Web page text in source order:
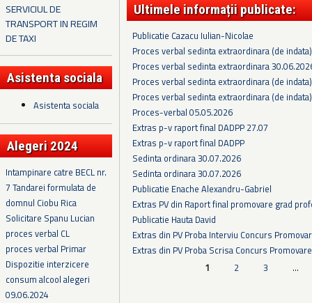
SERVICIUL DE
TRANSPORT IN REGIM
DE TAXI
Asistenta sociala
Asistenta sociala
Alegeri 2024
Intampinare catre BECL nr.
7 Tandarei formulata de
domnul Ciobu Rica
Solicitare Spanu Lucian
proces verbal CL
proces verbal Primar
Dispozitie interzicere
consum alcool alegeri
09.06.2024
Ultimele informații publicate:
Publicatie Cazacu Iulian-Nicolae
Proces verbal sedinta extraordinara (de
Proces verbal sedinta extraordinara
Proces verbal sedinta extraordinara (de
Proces verbal sedinta extraordinara (de
Proces-verbal 05.05.2026
Extras p-v raport final DADPP 27.07
Extras p-v raport final DADPP
Sedinta ordinara 30.07.2026
Sedinta ordinara 30.07.2026
Publicatie Enache Alexandru-Gabriel
Extras PV din Raport final promovare grad
Publicatie Hauta David
Extras din PV Proba Interviu Concurs
Extras din PV Proba Scrisa Concurs
1 2 3 …